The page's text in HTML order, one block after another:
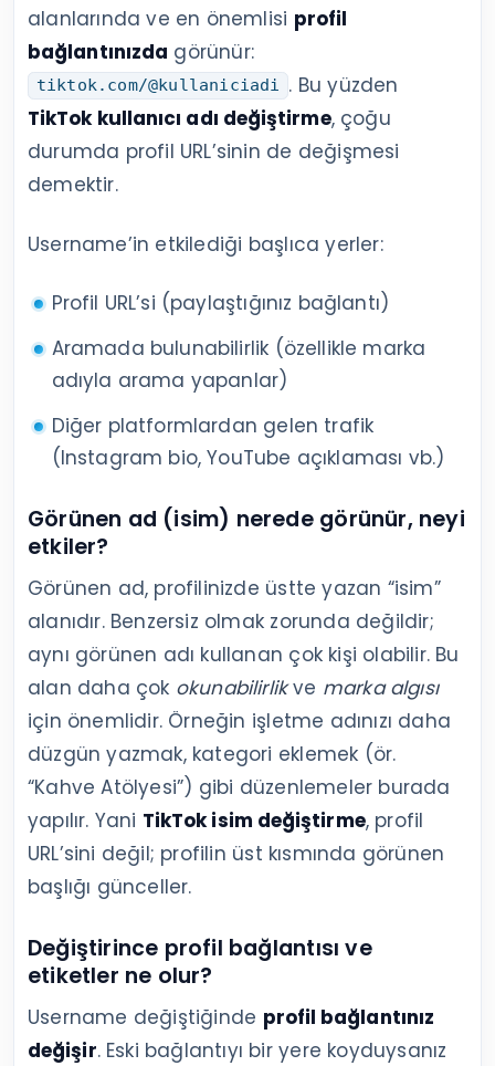
alanlarında ve en önemlisi profil
bağlantınızda görünür:
tiktok.com/@kullaniciadi . Bu yüzden
TikTok kullanıcı adı değiştirme, çoğu
durumda profil URL’sinin de değişmesi
demektir.
Username’in etkilediği başlıca yerler:
Profil URL’si (paylaştığınız bağlantı)
Aramada bulunabilirlik (özellikle marka
adıyla arama yapanlar)
Diğer platformlardan gelen trafik
(Instagram bio, YouTube açıklaması vb.)
Görünen ad (isim) nerede görünür, neyi
etkiler?
Görünen ad, profilinizde üstte yazan “isim”
alanıdır. Benzersiz olmak zorunda değildir;
aynı görünen adı kullanan çok kişi olabilir. Bu
alan daha çok okunabilirlikve marka algısı
için önemlidir. Örneğin işletme adınızı daha
düzgün yazmak, kategori eklemek (ör.
“Kahve Atölyesi”) gibi düzenlemeler burada
yapılır. Yani TikTok isim değiştirme, profil
URL’sini değil; profilin üst kısmında görünen
başlığı günceller.
Değiştirince profil bağlantısı ve
etiketler ne olur?
Username değiştiğinde profil bağlantınız
değişir. Eski bağlantıyı bir yere koyduysanız